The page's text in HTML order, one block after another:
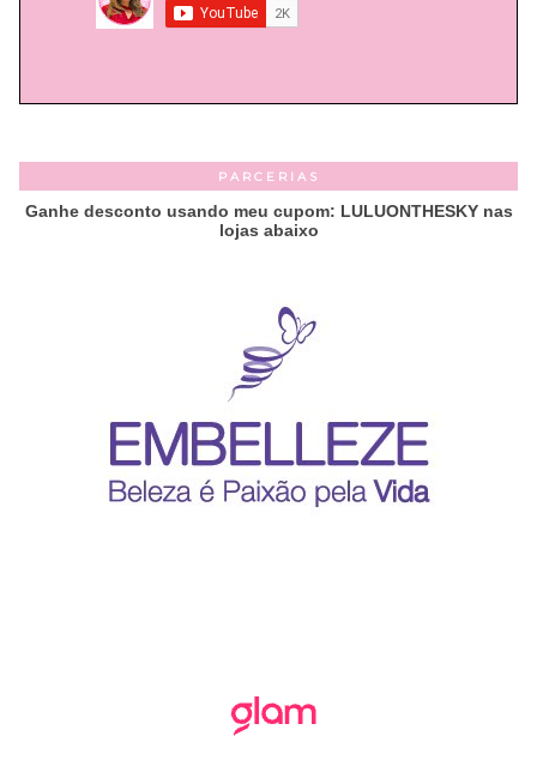
PARCERIAS
Ganhe desconto usando meu cupom: LULUONTHESKY nas
lojas abaixo